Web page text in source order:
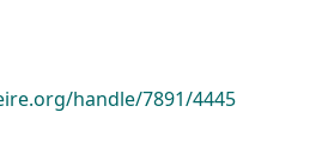
handle/7891/4445